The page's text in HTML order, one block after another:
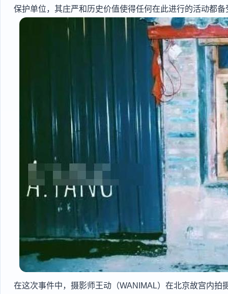
保护单位，其庄严和历史价值使得任何在此进行的活动都备
在这次事件中，摄影师王动（WANIMAL）在北京故宫内